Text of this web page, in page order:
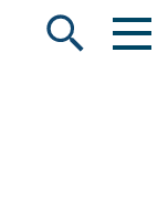
Suche öffnen